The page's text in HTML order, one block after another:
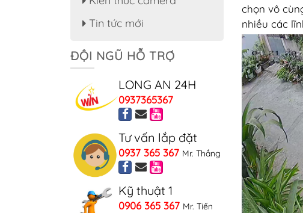
chọn vô
nhiều các
Tin tức mới
ĐỘI NGŨ HỖ TRỢ
LONG AN 24H
0937365367
Tư vấn lắp đặt
0937 365 367 Mr. Thắng
Kỹ thuật 1
0906 365 367 Mr. Tiến